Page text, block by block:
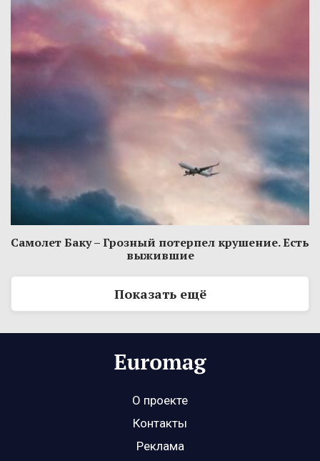
Самолет Баку – Грозный потерпел крушение. Есть
выжившие
Показать ещё
О проекте
Контакты
Реклама